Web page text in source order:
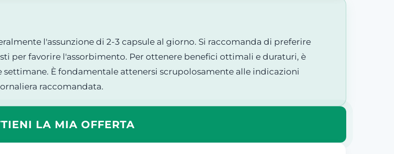
l'assunzione di 2-3 capsule al giorno. Si raccomanda di preferire
per favorire l'assorbimento. Per ottenere benefici ottimali e duraturi, è
È fondamentale attenersi scrupolosamente alle indicazioni
raccomandata.
LA MIA OFFERTA